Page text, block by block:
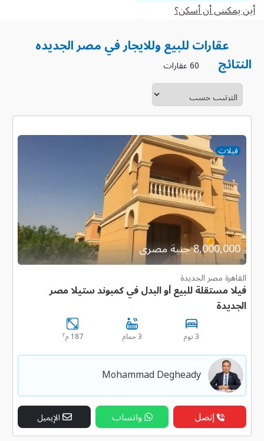
أين يمكننى أن أسكن؟
عقارات للبيع وللايجار في مصر الجديده
النتائج
60 عقارات
فيلات
8,000,000 جنية مصرى
القاهرة مصر الجديدة
فيلا مستقلة للبيع أو البدل في كمبوند ستيلا مصر
الجديدة
3 نوم 3 حمام 187 م ٢
Mohammad Degheady
إتصل واتساب الإيميل